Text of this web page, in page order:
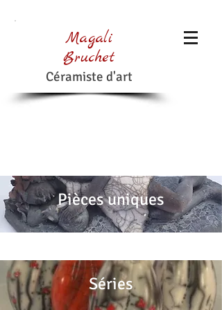
Magali
Bruchet
Céramiste d'art
Pièces uniques
Séries